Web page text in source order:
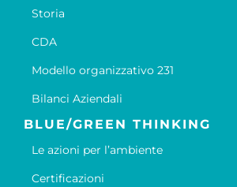
Storia
CDA
Modello organizzativo 231
Bilanci Aziendali
BLUE/GREEN THINKING
Le azioni per l’ambiente
Certificazioni